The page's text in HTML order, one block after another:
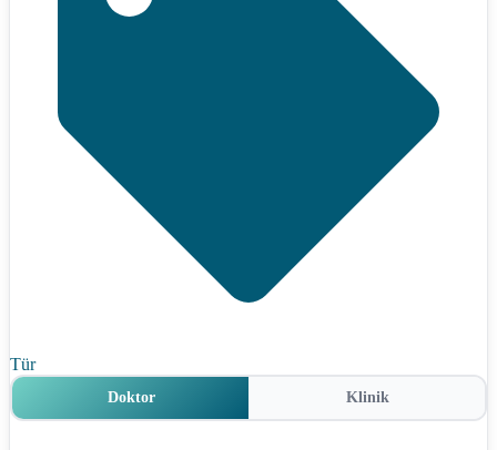
Tür
Doktor Klinik